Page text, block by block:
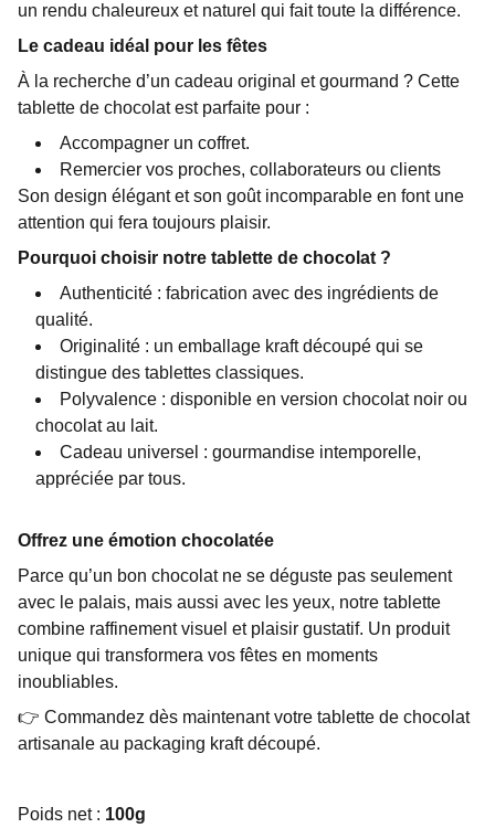
un rendu chaleureux et naturel qui fait toute la différence.
Le cadeau idéal pour les fêtes
À la recherche d’un cadeau original et gourmand ? Cette
tablette de chocolat est parfaite pour :
Accompagner un coffret.
Remercier vos proches, collaborateurs ou clients
Son design élégant et son goût incomparable en font une
attention qui fera toujours plaisir.
Pourquoi choisir notre tablette de chocolat ?
Authenticité : fabrication avec des ingrédients de
qualité.
Originalité : un emballage kraft découpé qui se
distingue des tablettes classiques.
Polyvalence : disponible en version chocolat noir ou
chocolat au lait.
Cadeau universel : gourmandise intemporelle,
appréciée par tous.
Offrez une émotion chocolatée
Parce qu’un bon chocolat ne se déguste pas seulement
avec le palais, mais aussi avec les yeux, notre tablette
combine raffinement visuel et plaisir gustatif. Un produit
unique qui transformera vos fêtes en moments
inoubliables.
👉 Commandez dès maintenant votre tablette de chocolat
artisanale au packaging kraft découpé.
Poids net : 100g